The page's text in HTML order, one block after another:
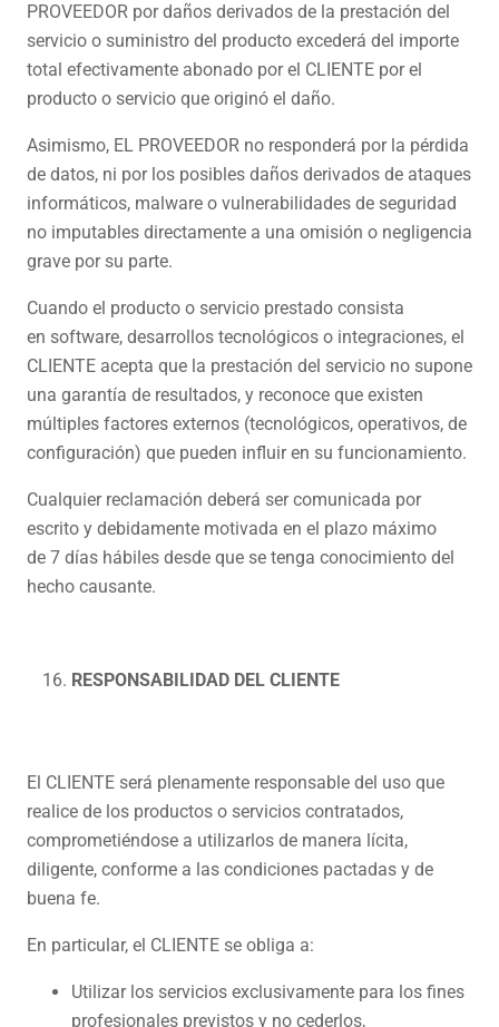
PROVEEDOR por daños derivados de la prestación del
servicio o suministro del producto excederá del importe
total efectivamente abonado por el CLIENTE por el
producto o servicio que originó el daño.
Asimismo, EL PROVEEDOR no responderá por la pérdida
de datos, ni por los posibles daños derivados de ataques
informáticos, malware o vulnerabilidades de seguridad
no imputables directamente a una omisión o negligencia
grave por su parte.
Cuando el producto o servicio prestado consista
en software, desarrollos tecnológicos o integraciones, el
CLIENTE acepta que la prestación del servicio no supone
una garantía de resultados, y reconoce que existen
múltiples factores externos (tecnológicos, operativos, de
configuración) que pueden influir en su funcionamiento.
Cualquier reclamación deberá ser comunicada por
escrito y debidamente motivada en el plazo máximo
de 7 días hábiles desde que se tenga conocimiento del
hecho causante.
RESPONSABILIDAD DEL CLIENTE
El CLIENTE será plenamente responsable del uso que
realice de los productos o servicios contratados,
comprometiéndose a utilizarlos de manera lícita,
diligente, conforme a las condiciones pactadas y de
buena fe.
En particular, el CLIENTE se obliga a:
Utilizar los servicios exclusivamente para los fines
profesionales previstos y no cederlos,